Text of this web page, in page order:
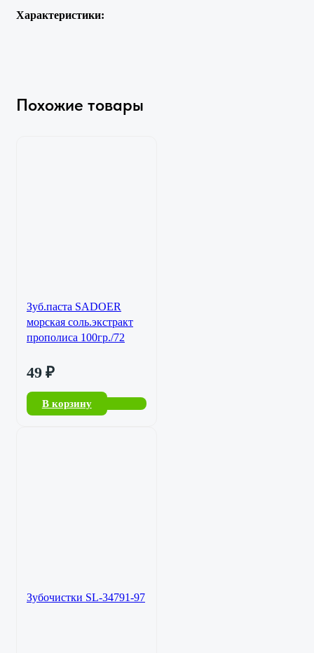
Характеристики:
Похожие товары
Зуб.паста SADOER
морская соль.экстракт
прополиса 100гр./72
49 ₽
В корзину
Зубочистки SL-34791-97